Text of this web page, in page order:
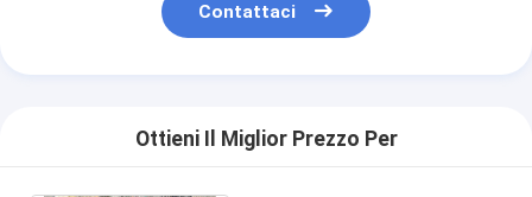
Contattaci
Ottieni Il Miglior Prezzo Per